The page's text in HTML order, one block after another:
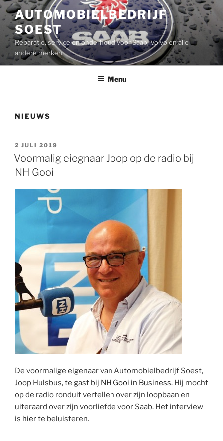
Ga
naar
de
inhoud
AUTOMOBIELBEDRIJF
SOEST
Reparatie, service en onderhoud voor Saab, Volvo en alle
andere merken.
Menu
NIEUWS
GEPLAATST
OP
2 JULI 2019
Voormalig eiegnaar Joop op de radio bij
NH Gooi
De voormalige eigenaar van Automobielbedrijf Soest,
Joop Hulsbus, te gast bij NH Gooi in Business. Hij mocht
op de radio ronduit vertellen over zijn loopbaan en
uiteraard over zijn voorliefde voor Saab. Het interview
is hierte beluisteren.